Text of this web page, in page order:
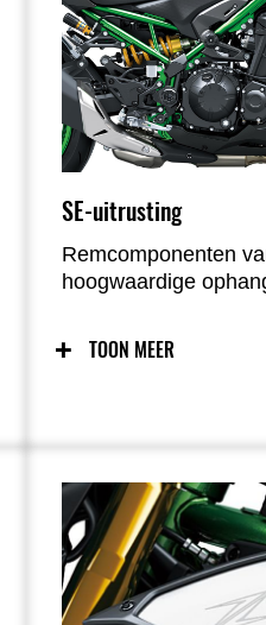
SE-uitrusting
Remcomponenten
hoogwaardige
zorgen voor
met meer controle en
TOON MEER